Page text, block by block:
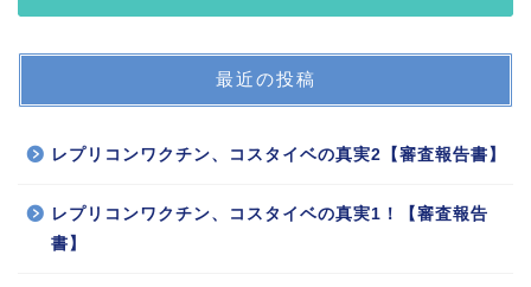
最近の投稿
レプリコンワクチン、コスタイベの真実2【審査報告書】
レプリコンワクチン、コスタイベの真実1！【審査報告
書】